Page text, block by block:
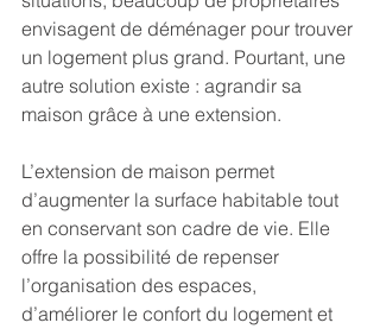
envisagent de déménager pour trouver
un logement plus grand. Pourtant, une
autre solution existe : agrandir sa
maison grâce à une extension.
L’extension de maison permet
d’augmenter la surface habitable tout
en conservant son cadre de vie. Elle
offre la possibilité de repenser
l’organisation des espaces,
d’améliorer le confort du logement et